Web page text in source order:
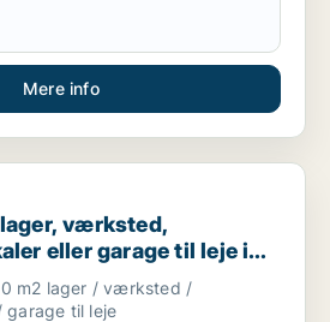
Mere info
værksted, produktionslokaler eller
værksted,
eller garage til leje i
SV eller Valby
m2 lager / værksted /
garage til leje